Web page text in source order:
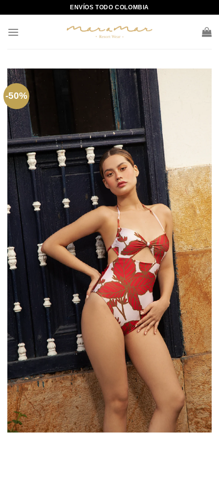
content
ENVÍOS TODO COLOMBIA
-50%